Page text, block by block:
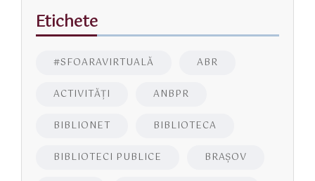
Etichete
#SFOARAVIRTUALĂ ABR
ACTIVITĂŢI ANBPR
BIBLIONET BIBLIOTECA
BIBLIOTECI PUBLICE BRAŞOV